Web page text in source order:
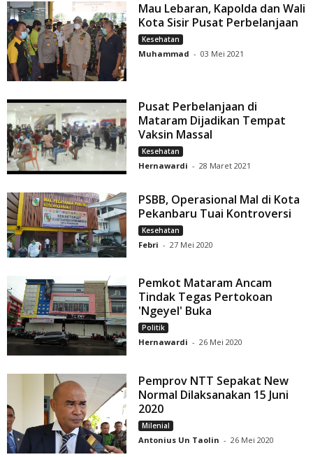
Mau Lebaran, Kapolda dan Wali
Kota Sisir Pusat Perbelanjaan
Kesehatan
Muhammad - 03 Mei 2021
Pusat Perbelanjaan di
Mataram Dijadikan Tempat
Vaksin Massal
Kesehatan
Hernawardi - 28 Maret 2021
PSBB, Operasional Mal di Kota
Pekanbaru Tuai Kontroversi
Kesehatan
Febri - 27 Mei 2020
Pemkot Mataram Ancam
Tindak Tegas Pertokoan
'Ngeyel' Buka
Politik
Hernawardi - 26 Mei 2020
Pemprov NTT Sepakat New
Normal Dilaksanakan 15 Juni
2020
Milenial
Antonius Un Taolin - 26 Mei 2020